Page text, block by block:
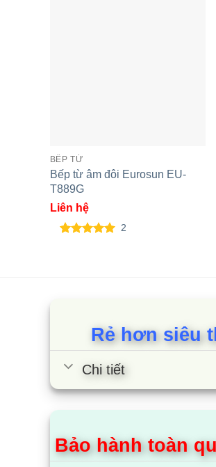
BẾP TỪ
Bếp từ âm đôi Eurosun EU-
T889G
Liên hệ
2
Rẻ hơn siêu
Chi tiết
Bảo hành toàn